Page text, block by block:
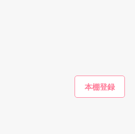
不動産　住宅管理部　アシスタン
きたこまち）／著